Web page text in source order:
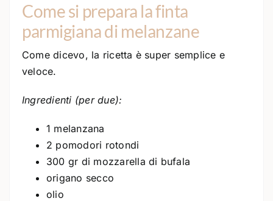
Come si prepara la finta
parmigiana di melanzane
Come dicevo, la ricetta è super semplice e
veloce.
Ingredienti (per due):
1 melanzana
2 pomodori rotondi
300 gr di mozzarella di bufala
origano secco
olio